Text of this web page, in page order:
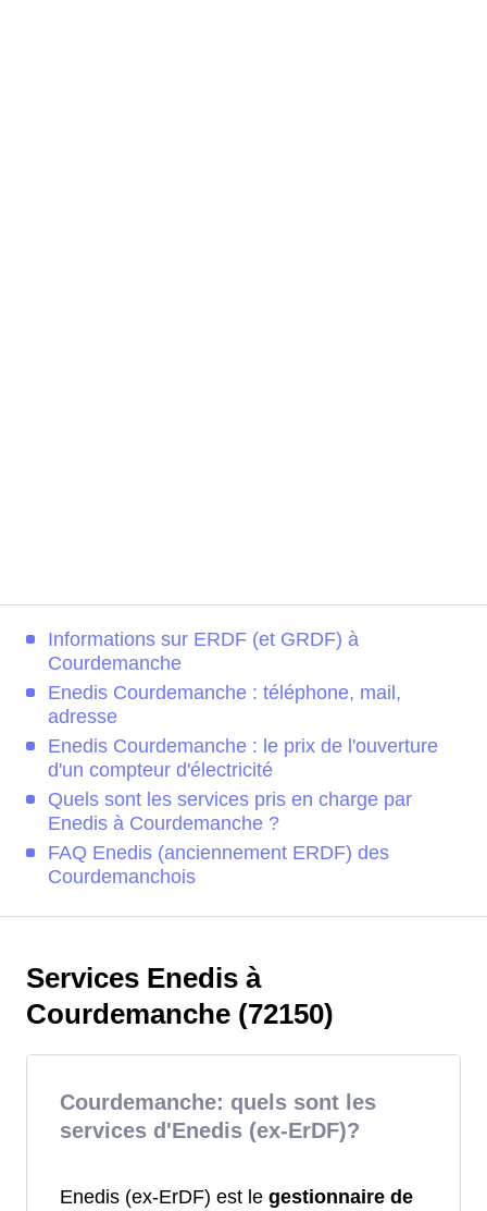
Informations sur ERDF (et GRDF) à
Courdemanche
Enedis Courdemanche : téléphone, mail,
adresse
Enedis Courdemanche : le prix de l'ouverture
d'un compteur d'électricité
Quels sont les services pris en charge par
Enedis à Courdemanche ?
FAQ Enedis (anciennement ERDF) des
Courdemanchois
Services Enedis à
Courdemanche (72150)
Courdemanche: quels sont les
services d'Enedis (ex-ErDF)?
Enedis (ex-ErDF) est le gestionnaire de